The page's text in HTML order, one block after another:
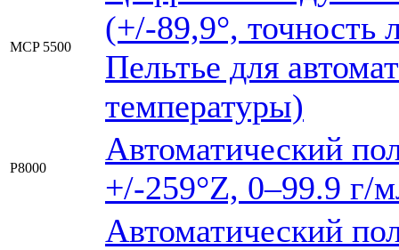
MCP 5500
(+/-89,9°, точность
Пельтье для
температуры)
Р8000
Автоматический
+/-259°Z, 0–99.9 г/
Автоматический